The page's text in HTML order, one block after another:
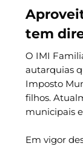
tem
O IMI
autarquias
Imposto
filhos.
municipais
Em vigor